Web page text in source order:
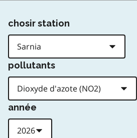
chosir station
pollutants
année